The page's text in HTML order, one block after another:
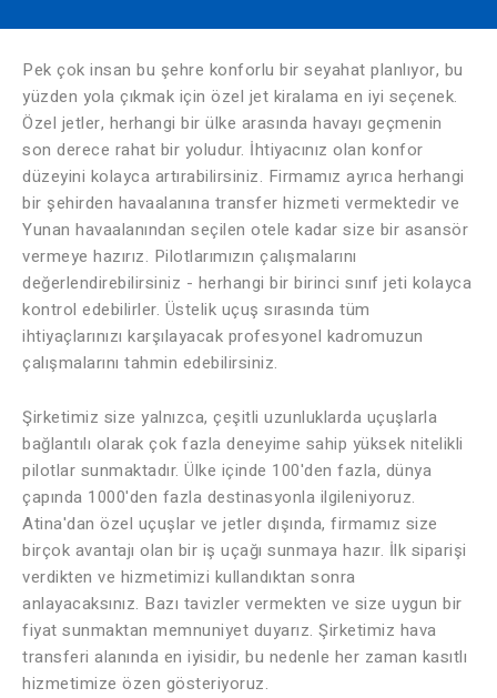
Pek çok insan bu şehre konforlu bir seyahat planlıyor, bu
yüzden yola çıkmak için özel jet kiralama en iyi seçenek.
Özel jetler, herhangi bir ülke arasında havayı geçmenin
son derece rahat bir yoludur. İhtiyacınız olan konfor
düzeyini kolayca artırabilirsiniz. Firmamız ayrıca herhangi
bir şehirden havaalanına transfer hizmeti vermektedir ve
Yunan havaalanından seçilen otele kadar size bir asansör
vermeye hazırız. Pilotlarımızın çalışmalarını
değerlendirebilirsiniz - herhangi bir birinci sınıf jeti kolayca
kontrol edebilirler. Üstelik uçuş sırasında tüm
ihtiyaçlarınızı karşılayacak profesyonel kadromuzun
çalışmalarını tahmin edebilirsiniz.
Şirketimiz size yalnızca, çeşitli uzunluklarda uçuşlarla
bağlantılı olarak çok fazla deneyime sahip yüksek nitelikli
pilotlar sunmaktadır. Ülke içinde 100'den fazla, dünya
çapında 1000'den fazla destinasyonla ilgileniyoruz.
Atina'dan özel uçuşlar ve jetler dışında, firmamız size
birçok avantajı olan bir iş uçağı sunmaya hazır. İlk siparişi
verdikten ve hizmetimizi kullandıktan sonra
anlayacaksınız. Bazı tavizler vermekten ve size uygun bir
fiyat sunmaktan memnuniyet duyarız. Şirketimiz hava
transferi alanında en iyisidir, bu nedenle her zaman kasıtlı
hizmetimize özen gösteriyoruz.